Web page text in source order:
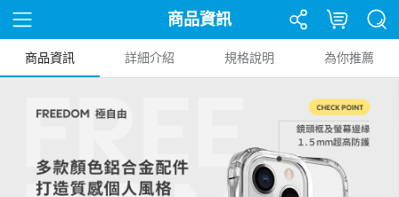
商品資訊
商品資訊 詳細介紹 規格說明 為你推薦